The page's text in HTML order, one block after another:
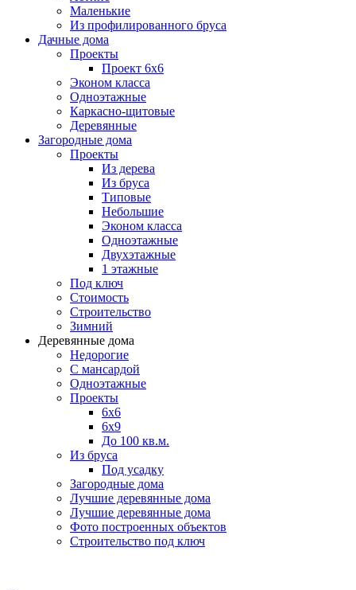
Маленькие
Из профилированного бруса
Дачные дома
Проекты
Проект 6х6
Эконом класса
Одноэтажные
Каркасно-щитовые
Деревянные
Загородные дома
Проекты
Из дерева
Из бруса
Типовые
Небольшие
Эконом класса
Одноэтажные
Двухэтажные
1 этажные
Под ключ
Стоимость
Строительство
Зимний
Деревянные дома
Недорогие
С мансардой
Одноэтажные
Проекты
6х6
6х9
До 100 кв.м.
Из бруса
Под усадку
Загородные дома
Лучшие деревянные дома
Лучшие деревянные дома
Фото построенных объектов
Строительство под ключ